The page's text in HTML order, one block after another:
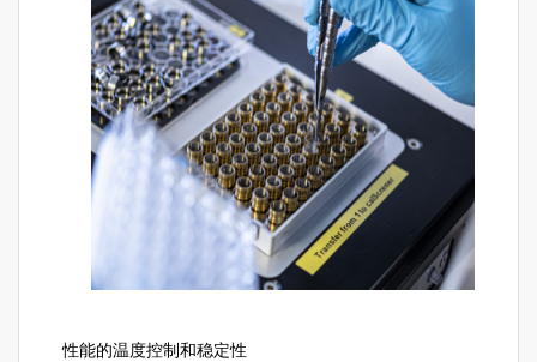
性能的温度控制和稳定性